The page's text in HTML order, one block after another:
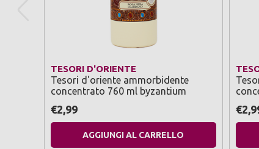
TESORI D'ORIENTE
Tesori d'oriente ammorbidente
concentrato 760 ml byzantium
€2,99
AGGIUNGI AL CARRELLO